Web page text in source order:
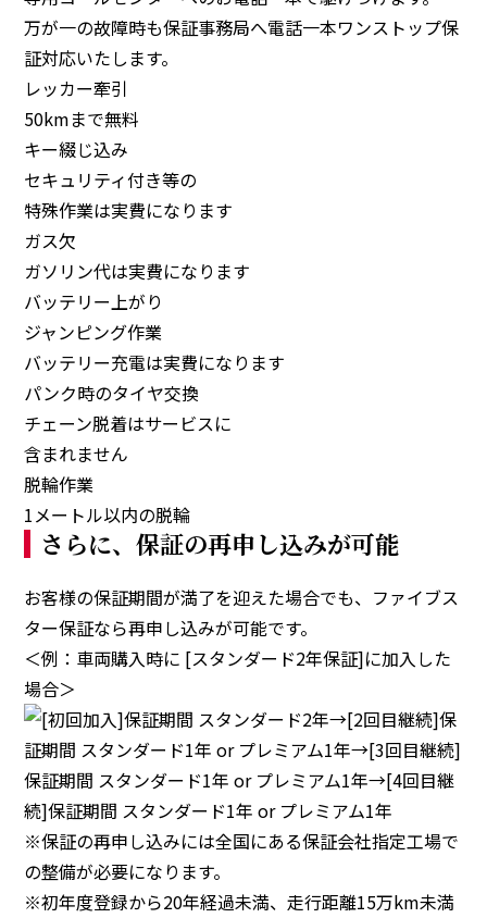
万が一の故障時も保証事務局へ電話一本ワンストップ保
証対応いたします。
レッカー牽引
50kmまで無料
キー綴じ込み
セキュリティ付き等の
特殊作業は実費になります
ガス欠
ガソリン代は実費になります
バッテリー上がり
ジャンピング作業
バッテリー充電は実費になります
パンク時のタイヤ交換
チェーン脱着はサービスに
含まれません
脱輪作業
1メートル以内の脱輪
さらに、保証の再申し込みが可能
お客様の保証期間が満了を迎えた場合でも、ファイブス
ター保証なら再申し込みが可能です。
＜例：車両購入時に [スタンダード2年保証]に加入した
場合＞
※保証の再申し込みには全国にある保証会社指定工場で
の整備が必要になります。
※初年度登録から20年経過未満、走行距離15万km未満